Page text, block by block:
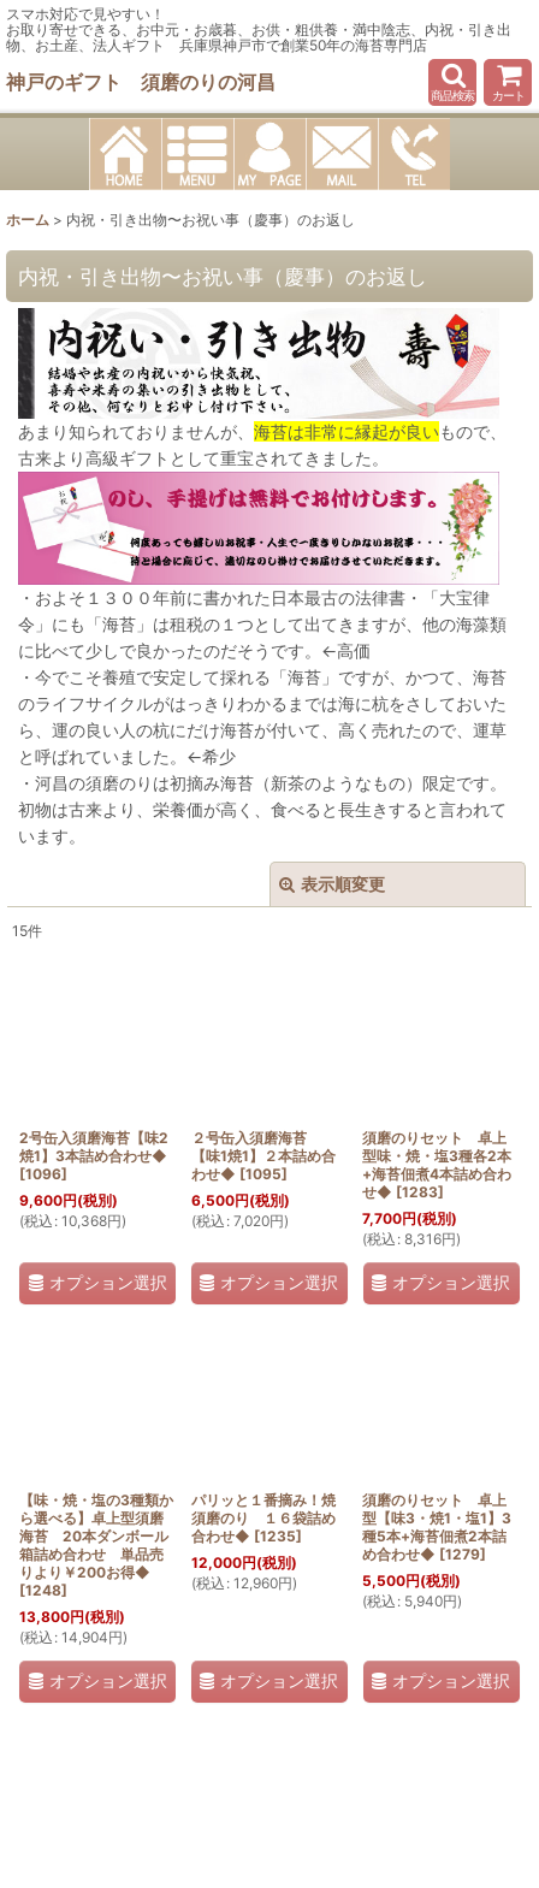
スマホ対応で見やすい！
お取り寄せできる、お中元・お歳暮、お供・粗供養・満中陰志、内祝・引き出
物、お土産、法人ギフト 兵庫県神戸市で創業50年の海苔専門店
神戸のギフト 須磨のりの河昌
商品検索 カート
ホーム > 内祝・引き出物〜お祝い事（慶事）のお返し
内祝・引き出物〜お祝い事（慶事）のお返し
あまり知られておりませんが、 海苔は非常に縁起が良いもので、
古来より高級ギフトとして重宝されてきました。
・およそ１３００年前に書かれた日本最古の法律書・「大宝律
令」にも「海苔」は租税の１つとして出てきますが、他の海藻類
に比べて少しで良かったのだそうです。←高価
・今でこそ養殖で安定して採れる「海苔」ですが、かつて、海苔
のライフサイクルがはっきりわかるまでは海に杭をさしておいた
ら、運の良い人の杭にだけ海苔が付いて、高く売れたので、運草
と呼ばれていました。←希少
・河昌の須磨のりは初摘み海苔（新茶のようなもの）限定です。
初物は古来より、栄養価が高く、食べると長生きすると言われて
います。
表示順変更
絞り込む
15件
2号缶入須磨海苔【味2
焼1】3本詰め合わせ◆
[1096]
9,600円(税別)
(税込 : 10,368円)
オプション選択
２号缶入須磨海苔
【味1焼1】２本詰め合
わせ◆ [1095]
6,500円(税別)
(税込 : 7,020円)
オプション選択
須磨のりセット 卓上
型味・焼・塩3種各2本
+海苔佃煮4本詰め合わ
せ◆ [1283]
7,700円(税別)
(税込 : 8,316円)
オプション選択
【味・焼・塩の3種類か
ら選べる】卓上型須磨
海苔 20本ダンボール
箱詰め合わせ 単品売
りより￥200お得◆
[1248]
13,800円(税別)
(税込 : 14,904円)
オプション選択
パリッと１番摘み！焼
須磨のり １６袋詰め
合わせ◆ [1235]
12,000円(税別)
(税込 : 12,960円)
オプション選択
須磨のりセット 卓上
型【味3・焼1・塩1】3
種5本+海苔佃煮2本詰
め合わせ◆ [1279]
5,500円(税別)
(税込 : 5,940円)
オプション選択